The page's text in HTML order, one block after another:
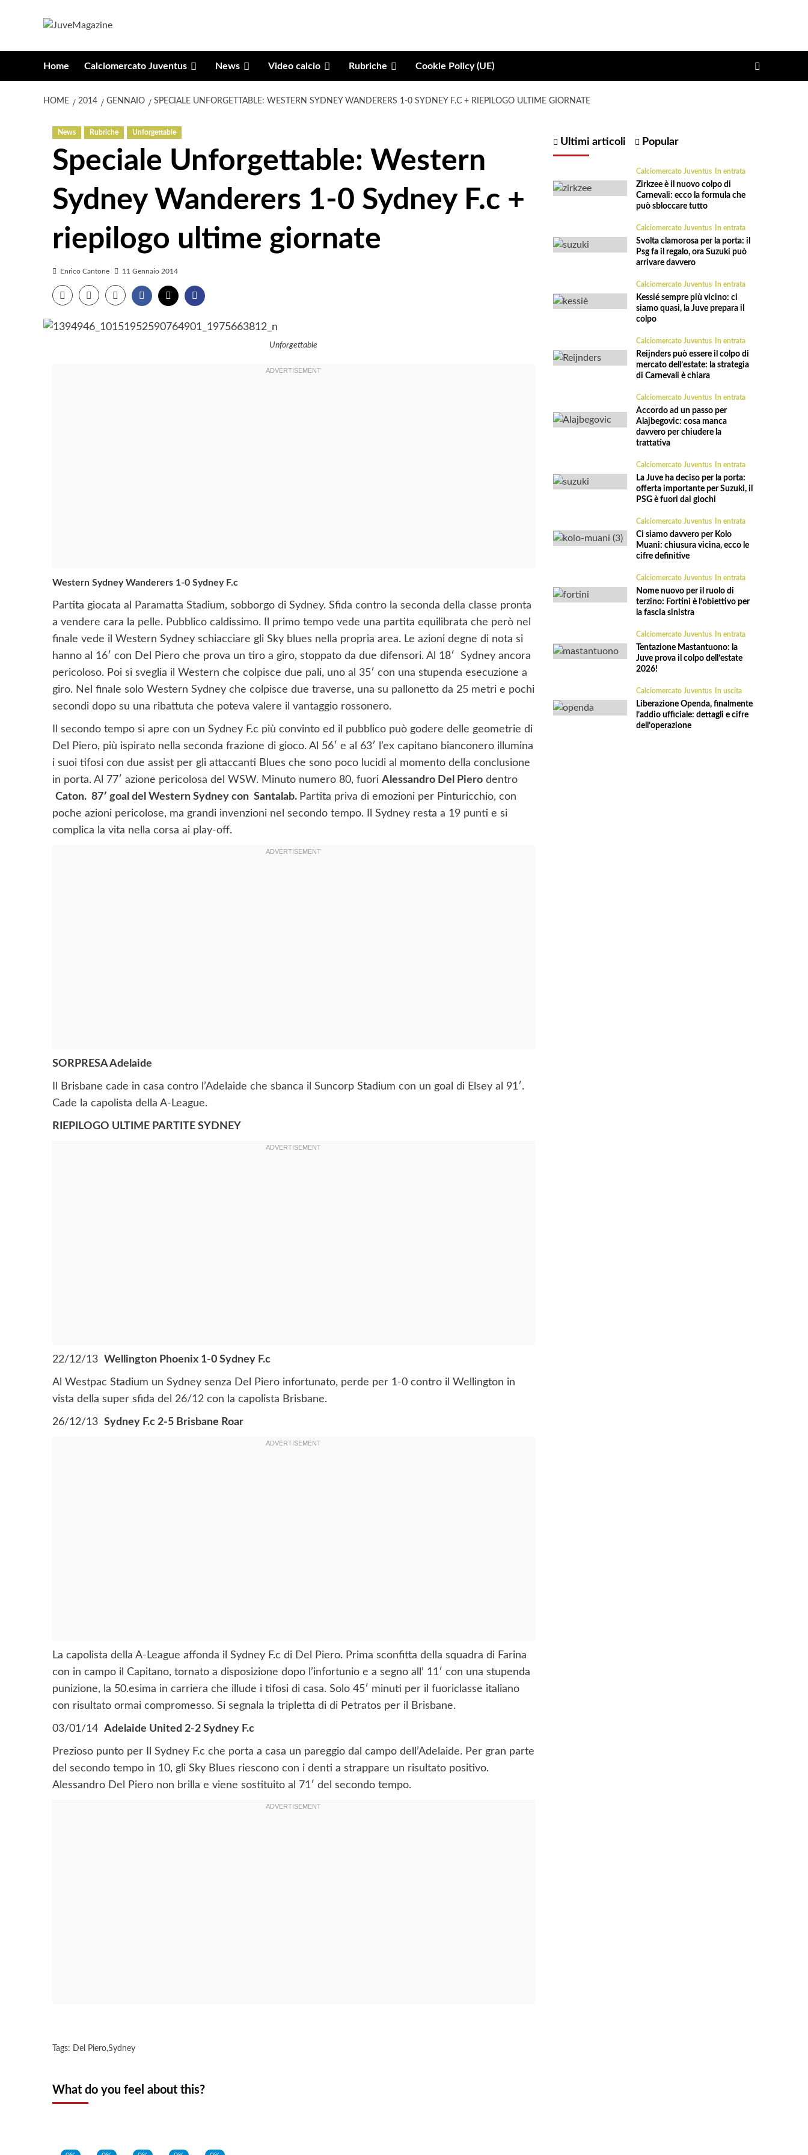
Home Calciomercato Juventus News Video calcio Rubriche Cookie Policy (UE)
HOME 2014 GENNAIO SPECIALE UNFORGETTABLE: WESTERN SYDNEY WANDERERS 1-0 SYDNEY F.C + RIEPILOGO ULTIME GIORNATE
News Rubriche Unforgettable
Speciale Unforgettable: Western
Sydney Wanderers 1-0 Sydney F.c +
riepilogo ultime giornate
Enrico Cantone 11 Gennaio 2014
Unforgettable
Western Sydney Wanderers 1-0 Sydney F.c
Partita giocata al Paramatta Stadium, sobborgo di Sydney. Sfida contro la seconda della classe pronta
a vendere cara la pelle. Pubblico caldissimo. Il primo tempo vede una partita equilibrata che però nel
finale vede il Western Sydney schiacciare gli Sky blues nella propria area. Le azioni degne di nota si
hanno al 16′ con Del Piero che prova un tiro a giro, stoppato da due difensori. Al 18′ Sydney ancora
pericoloso. Poi si sveglia il Western che colpisce due pali, uno al 35′ con una stupenda esecuzione a
giro. Nel finale solo Western Sydney che colpisce due traverse, una su pallonetto da 25 metri e pochi
secondi dopo su una ribattuta che poteva valere il vantaggio rossonero.
Il secondo tempo si apre con un Sydney F.c più convinto ed il pubblico può godere delle geometrie di
Del Piero, più ispirato nella seconda frazione di gioco. Al 56′ e al 63′ l’ex capitano bianconero illumina
i suoi tifosi con due assist per gli attaccanti Blues che sono poco lucidi al momento della conclusione
in porta. Al 77′ azione pericolosa del WSW. Minuto numero 80, fuori Alessandro Del Piero dentro
Caton. 87′ goal del Western Sydney con Santalab. Partita priva di emozioni per Pinturicchio, con
poche azioni pericolose, ma grandi invenzioni nel secondo tempo. Il Sydney resta a 19 punti e si
complica la vita nella corsa ai play-off.
SORPRESA Adelaide
Il Brisbane cade in casa contro l’Adelaide che sbanca il Suncorp Stadium con un goal di Elsey al 91′.
Cade la capolista della A-League.
RIEPILOGO ULTIME PARTITE SYDNEY
22/12/13 Wellington Phoenix 1-0 Sydney F.c
Al Westpac Stadium un Sydney senza Del Piero infortunato, perde per 1-0 contro il Wellington in
vista della super sfida del 26/12 con la capolista Brisbane.
26/12/13 Sydney F.c 2-5 Brisbane Roar
La capolista della A-League affonda il Sydney F.c di Del Piero. Prima sconfitta della squadra di Farina
con in campo il Capitano, tornato a disposizione dopo l’infortunio e a segno all’ 11′ con una stupenda
punizione, la 50.esima in carriera che illude i tifosi di casa. Solo 45′ minuti per il fuoriclasse italiano
con risultato ormai compromesso. Si segnala la tripletta di di Petratos per il Brisbane.
03/01/14 Adelaide United 2-2 Sydney F.c
Prezioso punto per Il Sydney F.c che porta a casa un pareggio dal campo dell’Adelaide. Per gran parte
del secondo tempo in 10, gli Sky Blues riescono con i denti a strappare un risultato positivo.
Alessandro Del Piero non brilla e viene sostituito al 71′ del secondo tempo.
Tags: Del Piero,Sydney
What do you feel about this?
Ultimi articoli Popular
Calciomercato Juventus In entrata
Zirkzee è il nuovo colpo di
Carnevali: ecco la formula che
può sbloccare tutto
Calciomercato Juventus In entrata
Svolta clamorosa per la porta: il
Psg fa il regalo, ora Suzuki può
arrivare davvero
Calciomercato Juventus In entrata
Kessié sempre più vicino: ci
siamo quasi, la Juve prepara il
colpo
Calciomercato Juventus In entrata
Reijnders può essere il colpo di
mercato dell’estate: la strategia
di Carnevali è chiara
Calciomercato Juventus In entrata
Accordo ad un passo per
Alajbegovic: cosa manca
davvero per chiudere la
trattativa
Calciomercato Juventus In entrata
La Juve ha deciso per la porta:
offerta importante per Suzuki, il
PSG è fuori dai giochi
Calciomercato Juventus In entrata
Ci siamo davvero per Kolo
Muani: chiusura vicina, ecco le
cifre definitive
Calciomercato Juventus In entrata
Nome nuovo per il ruolo di
terzino: Fortini è l’obiettivo per
la fascia sinistra
Calciomercato Juventus In entrata
Tentazione Mastantuono: la
Juve prova il colpo dell’estate
2026!
Calciomercato Juventus In uscita
Liberazione Openda, finalmente
l’addio ufficiale: dettagli e cifre
dell’operazione